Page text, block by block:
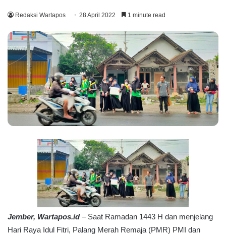
Redaksi Wartapos 28 April 2022 1 minute read
Jember, Wartapos.id– Saat Ramadan 1443 H dan menjelang
Hari Raya Idul Fitri, Palang Merah Remaja (PMR) PMI dan